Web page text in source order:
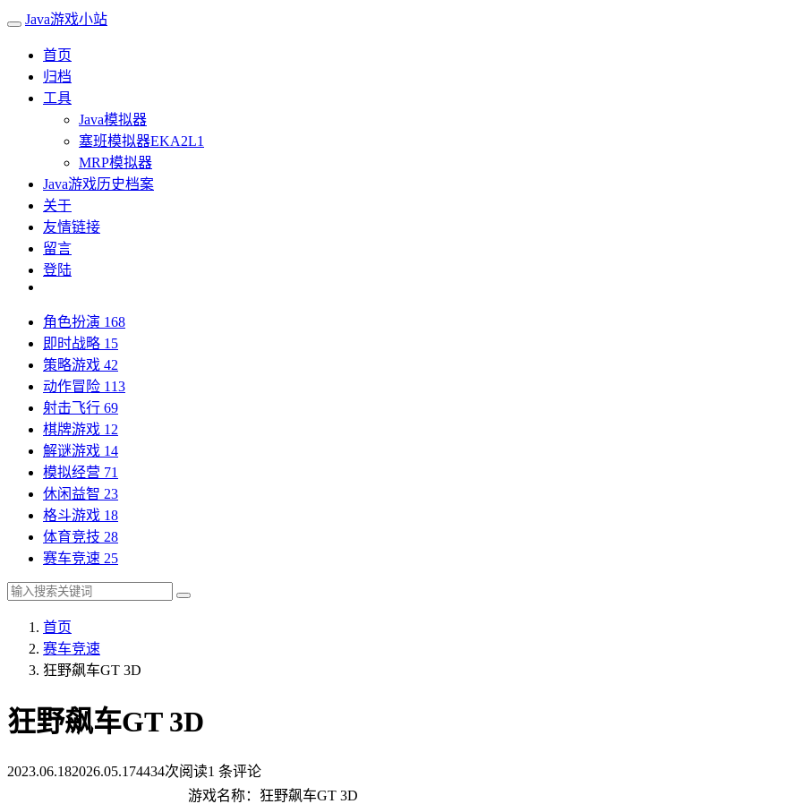
Java游戏小站
首页
归档
工具
Java模拟器
塞班模拟器EKA2L1
MRP模拟器
Java游戏历史档案
关于
友情链接
留言
登陆
角色扮演 168
即时战略 15
策略游戏 42
动作冒险 113
射击飞行 69
棋牌游戏 12
解谜游戏 14
模拟经营 71
休闲益智 23
格斗游戏 18
体育竞技 28
赛车竞速 25
首页
赛车竞速
狂野飙车GT 3D
狂野飙车GT 3D
2023.06.182026.05.174434次阅读1 条评论
游戏名称：狂野飙车GT 3D